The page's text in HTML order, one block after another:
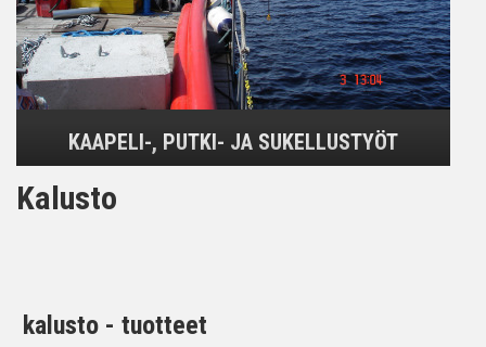
KAAPELI-, PUTKI- JA SUKELLUSTYÖT
Kalusto
kalusto - tuotteet